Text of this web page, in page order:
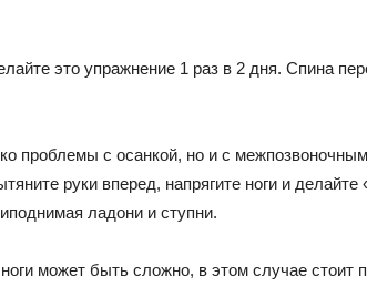
это упражнение 1 раз в 2 дня. Спина
проблемы с осанкой, но и с
руки вперед, напрягите ноги и
ладони и ступни.
может быть сложно, в этом случае стоит